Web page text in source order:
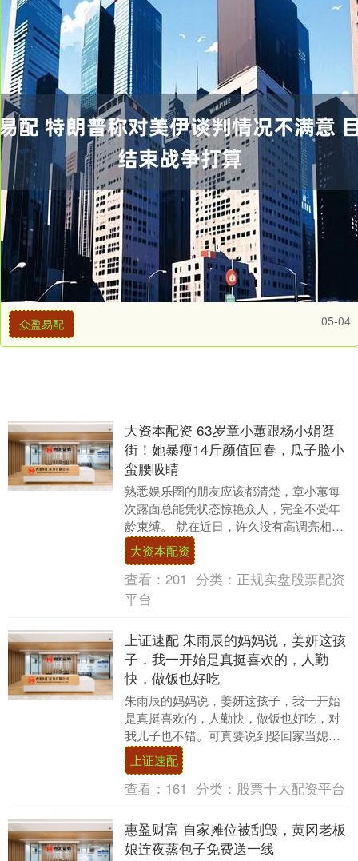
众盈易配 05-04
大资本配资 63岁章小蕙跟杨小娟逛
街！她暴瘦14斤颜值回春，瓜子脸小
蛮腰吸睛
熟悉娱乐圈的朋友应该都清楚，章小蕙每
次露面总能凭状态惊艳众人，完全不受年
龄束缚。 就在近日，许久没有高调亮相的
她，在香港和老友杨小娟私下小聚，随手
流出的合照一经....
大资本配资
查看： 201 分类： 正规实盘股票配资
平台
上证速配 朱雨辰的妈妈说，姜妍这孩
子，我一开始是真挺喜欢的，人勤
快，做饭也好吃
朱雨辰的妈妈说，姜妍这孩子，我一开始
是真挺喜欢的，人勤快，做饭也好吃，对
我儿子也不错。可真要说到娶回家当媳
妇，我这心里头，就是过不去那道坎。 这
事得从一档叫《我....
上证速配
查看： 161 分类： 股票十大配资平台
惠盈财富 自家摊位被刮毁，黄冈老板
娘连夜蒸包子免费送一线